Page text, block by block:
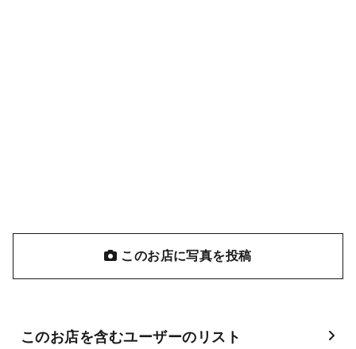
このお店に写真を投稿
このお店を含むユーザーのリスト